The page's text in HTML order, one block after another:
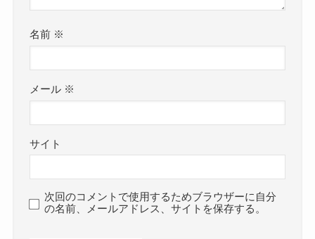
名前 ※
メール ※
サイト
次回のコメントで使用するためブラウザーに自分
の名前、メールアドレス、サイトを保存する。